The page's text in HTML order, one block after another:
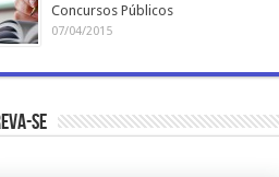
Concursos Públicos
07/04/2015
se